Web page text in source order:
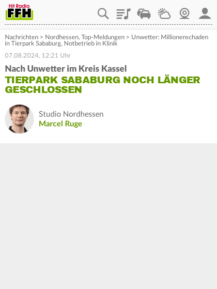
PlaylistStaupilotWetterWebcam
Nachrichten > Nordhessen, Top-Meldungen > Unwetter: Millionenschaden
in Tierpark Sababurg, Notbetrieb in Klinik
07.08.2024, 12:21 Uhr
Nach Unwetter im Kreis Kassel
TIERPARK SABABURG NOCH LÄNGER
GESCHLOSSEN
Studio Nordhessen
Marcel Ruge